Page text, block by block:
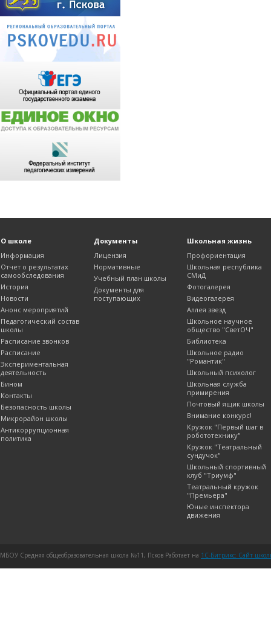
О школе
Информация
Отчет о результатах
самообследования
История
Новости
Анонс мероприятий
Педагогический состав
школы
Расписание звонков
Расписание
Экспериментальная
деятельность
Бином
Контакты
Безопасность школы
Микрорайон школы
Антикоррупционная
политика
Документы
Лицензия
Нормативные
Учебный план школы
Документы для
поступающих
Школьная жизнь
Профориентация
Школьная республика
СМиД
Фотогалерея
Видеогалерея
Аллея звезд
Школьное научное
общество "СветОЧ"
Библиотека
Школьное радио
"Романтик"
Школьный психолог
Школьная служба
примирения
Почтовый ящик школы
Внимание конкурс!
Кружок "Первый шаг в
робототехнику"
Кружок "Театральный
сундучок"
Школьный спортивный
клуб "Триумф"
Театральный кружок
"Премьера"
Юные инспектора
движения
МБОУ Средняя общеобразовательная школа №11, Псков Работает на 1C-Битрикс: Сайт